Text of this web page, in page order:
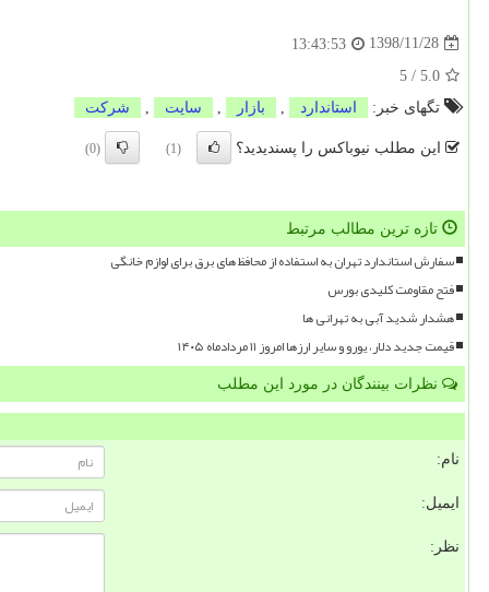
1398/11/28
13:43:53
5.0
/
5
تگهای خبر:
استاندارد , بازار , سایت , شركت
این مطلب نیوباکس را پسندیدید؟ (1)
(0)
تازه ترین مطالب مرتبط
سفارش استاندارد تهران به استفاده از محافظ های برق برای لوازم خانگی
فتح مقاومت کلیدی بورس
هشدار شدید آبی به تهرانی ها
قیمت جدید دلار، یورو و سایر ارزها امروز ۱۱ مردادماه ۱۴۰۵
نظرات بینندگان در مورد این مطلب
نام:
ایمیل:
نظر: